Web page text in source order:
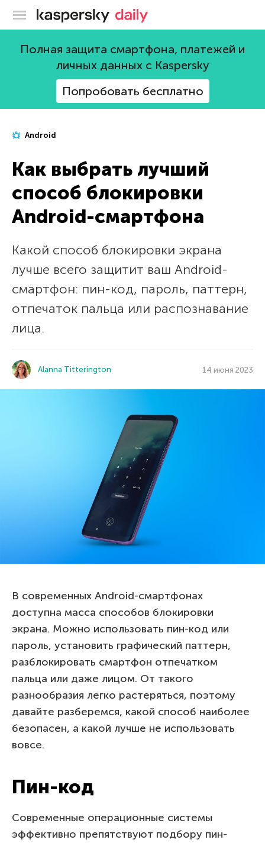
Блог Касперского
Полная защита смартфона, платежей и
личных данных с Kaspersky
Попробовать бесплатно
Android
Как выбрать лучший
способ блокировки
Android-смартфона
Какой способ блокировки экрана
лучше всего защитит ваш Android-
смартфон: пин-код, пароль, паттерн,
отпечаток пальца или распознавание
лица.
Alanna Titterington 14 июня 2023
В современных Android-смартфонах
доступна масса способов блокировки
экрана. Можно использовать пин-код или
пароль, установить графический паттерн,
разблокировать смартфон отпечатком
пальца или даже лицом. От такого
разнообразия легко растеряться, поэтому
давайте разберемся, какой способ наиболее
безопасен, а какой лучше не использовать
вовсе.
Пин-код
Современные операционные системы
эффективно препятствуют подбору пин-